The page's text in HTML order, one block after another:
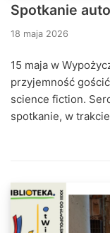
Spotkanie
18 maja 2026
15 maja w
przyjemność
science fiction.
spotkanie, w